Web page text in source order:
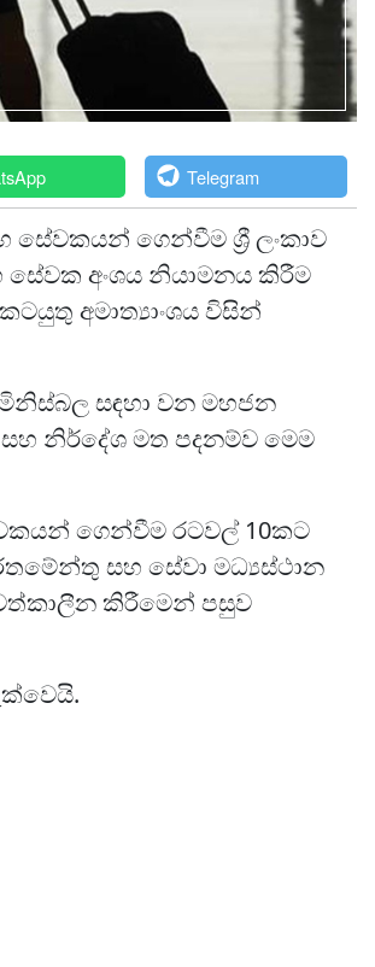
Telegram
සේවකයන් ගෙන්වීම ශ්‍රී ලංකාව
අංශය නියාමනය කිරීම
අමාත්‍යාංශය විසින්
මිනිස්බල සඳහා වන මහජන
නිර්දේශ මත පදනම්ව මෙම
ගෙන්වීම රටවල් 10කට
සහ සේවා මධ්‍යස්ථාන
කිරීමෙන් පසුව